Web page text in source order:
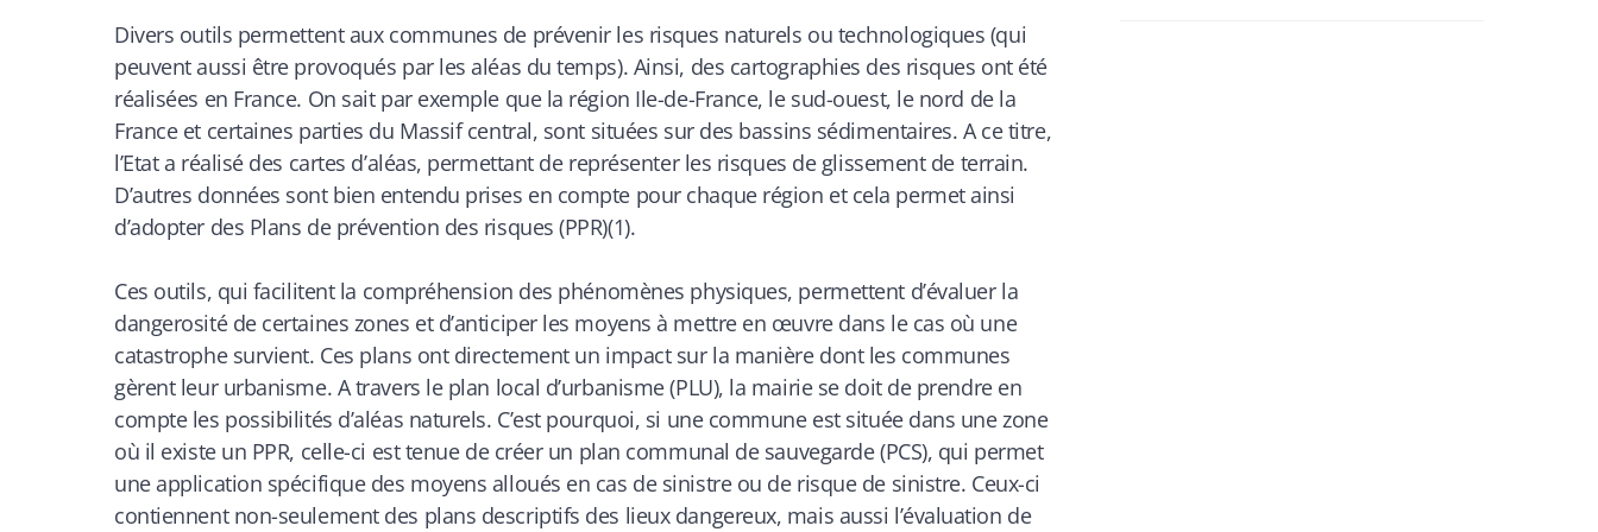
Divers outils permettent aux communes de prévenir les risques naturels ou technologiques (qui
peuvent aussi être provoqués par les aléas du temps). Ainsi, des cartographies des risques ont été
réalisées en France. On sait par exemple que la région Ile-de-France, le sud-ouest, le nord de la
France et certaines parties du Massif central, sont situées sur des bassins sédimentaires. A ce titre,
l’Etat a réalisé des cartes d’aléas, permettant de représenter les risques de glissement de terrain.
D’autres données sont bien entendu prises en compte pour chaque région et cela permet ainsi
d’adopter des Plans de prévention des risques (PPR)(1).
Ces outils, qui facilitent la compréhension des phénomènes physiques, permettent d’évaluer la
dangerosité de certaines zones et d’anticiper les moyens à mettre en œuvre dans le cas où une
catastrophe survient. Ces plans ont directement un impact sur la manière dont les communes
gèrent leur urbanisme. A travers le plan local d’urbanisme (PLU), la mairie se doit de prendre en
compte les possibilités d’aléas naturels. C’est pourquoi, si une commune est située dans une zone
où il existe un PPR, celle-ci est tenue de créer un plan communal de sauvegarde (PCS), qui permet
une application spécifique des moyens alloués en cas de sinistre ou de risque de sinistre. Ceux-ci
contiennent non-seulement des plans descriptifs des lieux dangereux, mais aussi l’évaluation de